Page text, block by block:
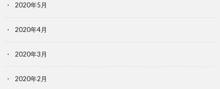
2020年5月
2020年4月
2020年3月
2020年2月